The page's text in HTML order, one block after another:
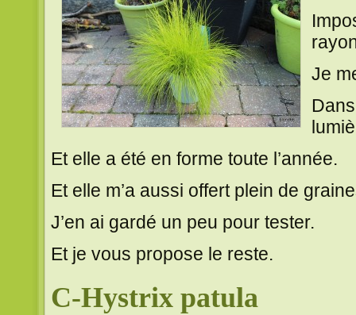
Je
Et elle a été en forme toute l’année.
Et elle m’a aussi offert plein de
J’en ai gardé un peu pour tester.
Et je vous propose le reste.
C-Hystrix patula